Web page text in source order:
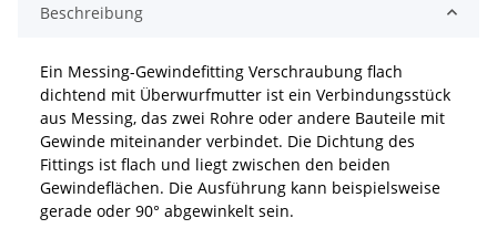
Beschreibung
Ein Messing-Gewindefitting Verschraubung flach
dichtend mit Überwurfmutter ist ein Verbindungsstück
aus Messing, das zwei Rohre oder andere Bauteile mit
Gewinde miteinander verbindet. Die Dichtung des
Fittings ist flach und liegt zwischen den beiden
Gewindeflächen. Die Ausführung kann beispielsweise
gerade oder 90° abgewinkelt sein.